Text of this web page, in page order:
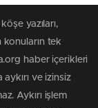
yazıları,
tek
haber içerikleri
ve izinsiz
Aykırı işlem